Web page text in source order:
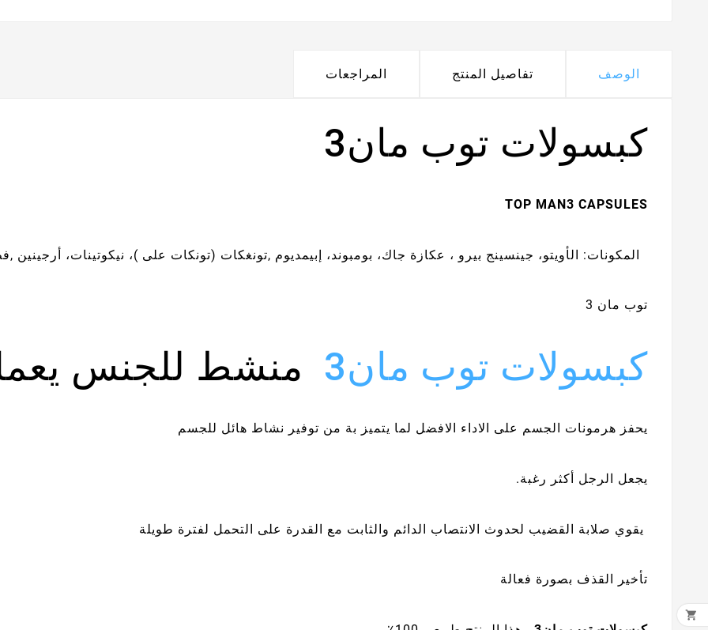
الوصف تفاصيل المنتج المراجعات
كبسولات توب مان3
TOP MAN3 CAPSULES
المكونات: الأويتو، جينسينج بيرو ، عكازة جاك، بومبوند، إبيمديوم ,تونغكات (تونكات على )، نيكوتينات، أرجينين
توب مان 3
كبسولات توب مان3 منشط للجنس
يحفز هرمونات الجسم على الاداء الافضل لما يتميز بة من توفير نشاط هائل للجسم
يجعل الرجل أكثر رغبة.
يقوي صلابة القضيب لحدوث الانتصاب الدائم والثابت مع القدرة على التحمل لفترة طويلة
تأخير القذف بصورة فعالة
